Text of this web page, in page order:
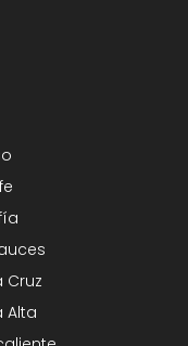
Cruz
Alta